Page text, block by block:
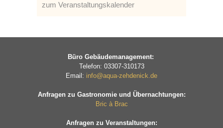
zum Veranstaltungskalender
Büro Gebäudemanagement:
Telefon: 03307-310173
Email: info@aqua-zehdenick.de
Anfragen zu Gastronomie und Übernachtungen:
Bric à Brac
Anfragen zu Veranstaltungen: